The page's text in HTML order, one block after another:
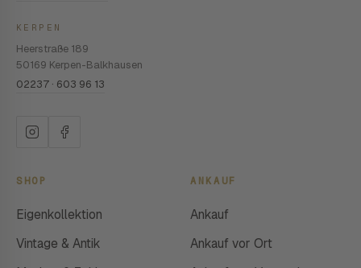
KERPEN
Heerstraße 189
50169 Kerpen-Balkhausen
02237 · 603 96 13
SHOP
Eigenkollektion
Vintage & Antik
ANKAUF
Ankauf
Ankauf vor Ort